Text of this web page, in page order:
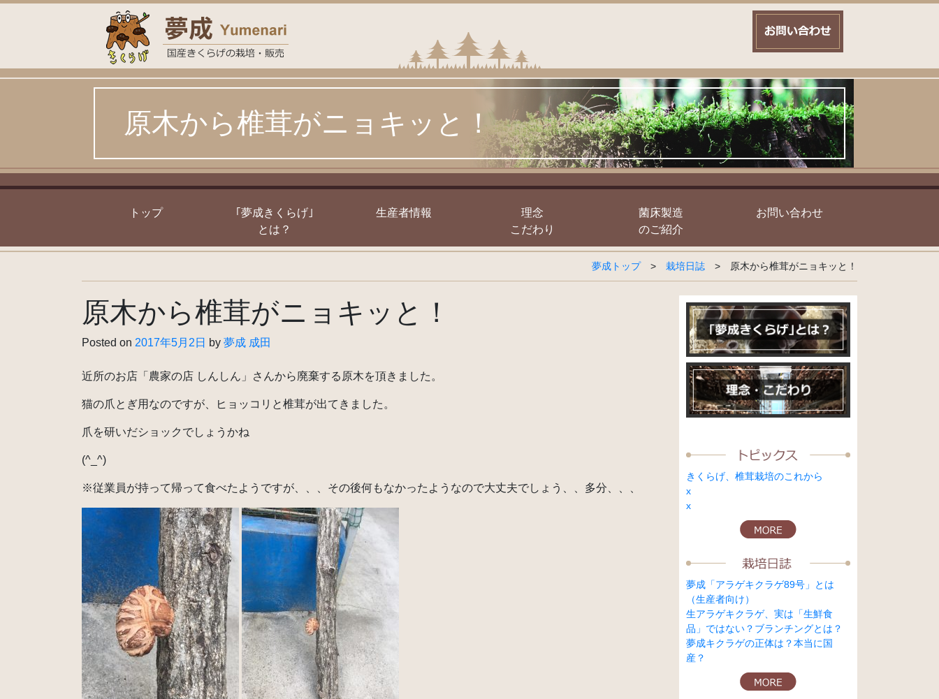
Skip
原木から椎茸がニョキッと！
トップ
｢夢成きくらげ｣
とは？
生産者情報
理念
こだわり
菌床製造
のご紹介
お問い合わせ
夢成トップ> 栽培日誌 > 原木から椎茸がニョキッと！
原木から椎茸がニョキッと！
Posted on 2017年5月2日 by 夢成 成田
近所のお店「農家の店 しんしん」さんから廃棄する原木を頂きました。
猫の爪とぎ用なのですが、ヒョッコリと椎茸が出てきました。
爪を研いだショックでしょうかね
(^_^)
※従業員が持って帰って食べたようですが、、、その後何もなかったようなので大丈夫でしょう、、多分、、、
きくらげ、椎茸栽培のこれから
x
x
夢成「アラゲキクラゲ89号」とは
（生産者向け）
生アラゲキクラゲ、実は「生鮮食
品」ではない？ブランチングとは？
夢成キクラゲの正体は？本当に国
産？